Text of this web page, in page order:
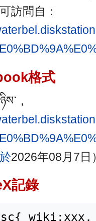
訪問自：
格式
，
2026年08月7日
記錄